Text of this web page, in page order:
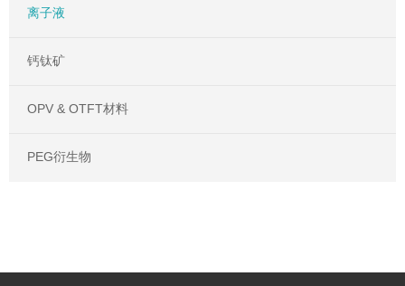
离子液
钙钛矿
OPV & OTFT材料
PEG衍生物